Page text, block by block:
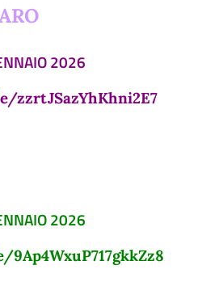
2026
zzrtJSazYhKhni2E7
2026